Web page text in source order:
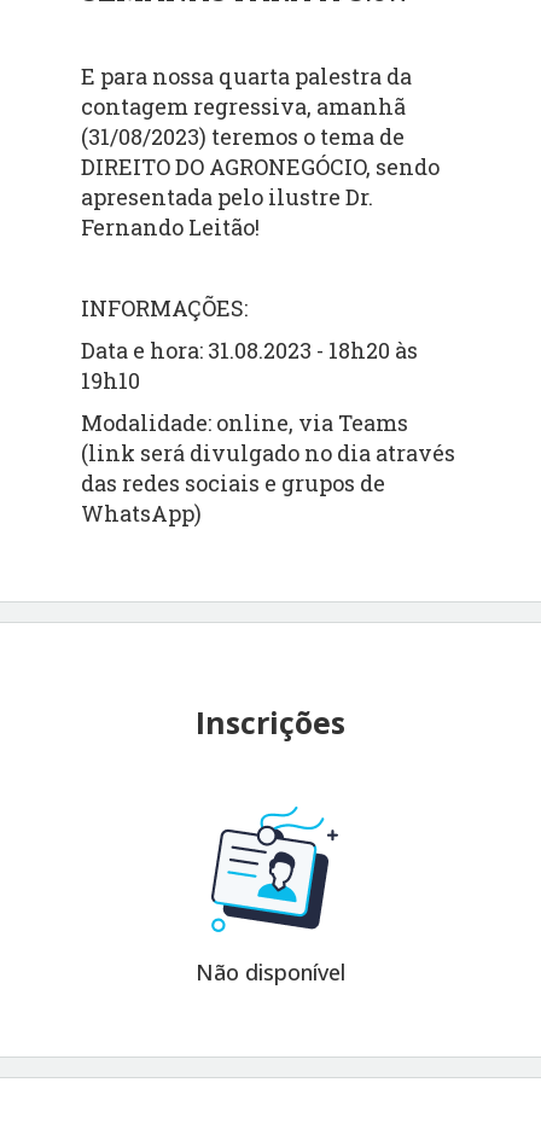
E para nossa quarta palestra da
contagem regressiva, amanhã
(31/08/2023) teremos o tema de
DIREITO DO AGRONEGÓCIO, sendo
apresentada pelo ilustre Dr.
Fernando Leitão!
INFORMAÇÕES:
Data e hora: 31.08.2023 - 18h20 às
19h10
Modalidade: online, via Teams
(link será divulgado no dia através
das redes sociais e grupos de
WhatsApp)
Inscrições
Não disponível